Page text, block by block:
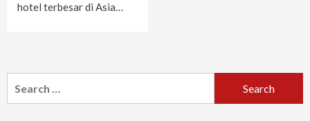
hotel terbesar di Asia…
for: